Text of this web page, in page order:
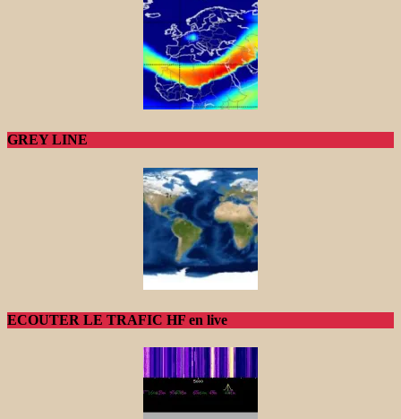
GREY LINE
ECOUTER LE TRAFIC HF en live